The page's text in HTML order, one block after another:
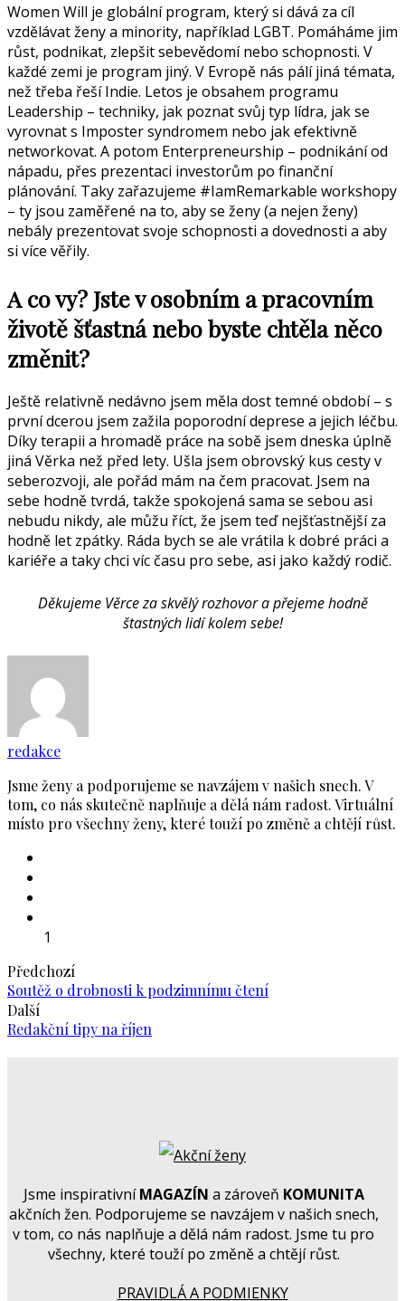
Women Will je globální program, který si dává za cíl
vzdělávat ženy a minority, například LGBT. Pomáháme jim
růst, podnikat, zlepšit sebevědomí nebo schopnosti. V
každé zemi je program jiný. V Evropě nás pálí jiná témata,
než třeba řeší Indie. Letos je obsahem programu
Leadership – techniky, jak poznat svůj typ lídra, jak se
vyrovnat s Imposter syndromem nebo jak efektivně
networkovat. A potom Enterpreneurship – podnikání od
nápadu, přes prezentaci investorům po finanční
plánování. Taky zařazujeme #IamRemarkable workshopy
– ty jsou zaměřené na to, aby se ženy (a nejen ženy)
nebály prezentovat svoje schopnosti a dovednosti a aby
si více věřily.
A co vy? Jste v osobním a pracovním
životě šťastná nebo byste chtěla něco
změnit?
Ještě relativně nedávno jsem měla dost temné období – s
první dcerou jsem zažila poporodní deprese a jejich léčbu.
Díky terapii a hromadě práce na sobě jsem dneska úplně
jiná Věrka než před lety. Ušla jsem obrovský kus cesty v
seberozvoji, ale pořád mám na čem pracovat. Jsem na
sebe hodně tvrdá, takže spokojená sama se sebou asi
nebudu nikdy, ale můžu říct, že jsem teď nejšťastnější za
hodně let zpátky. Ráda bych se ale vrátila k dobré práci a
kariéře a taky chci víc času pro sebe, asi jako každý rodič.
Děkujeme Věrce za skvělý rozhovor a přejeme hodně
štastných lidí kolem sebe!
redakce
Jsme ženy a podporujeme se navzájem v našich snech. V
tom, co nás skutečně naplňuje a dělá nám radost. Virtuální
místo pro všechny ženy, které touží po změně a chtějí růst.
1
Předchozí
Soutěž o drobnosti k podzimnímu čtení
Další
Redakční tipy na říjen
Jsme inspirativníMAGAZÍN a zároveň KOMUNITA
akčních žen. Podporujeme se navzájem v našich snech,
v tom, co nás naplňuje a dělá nám radost. Jsme tu pro
všechny, které touží po změně a chtějí růst.
PRAVIDLÁ A PODMIENKY